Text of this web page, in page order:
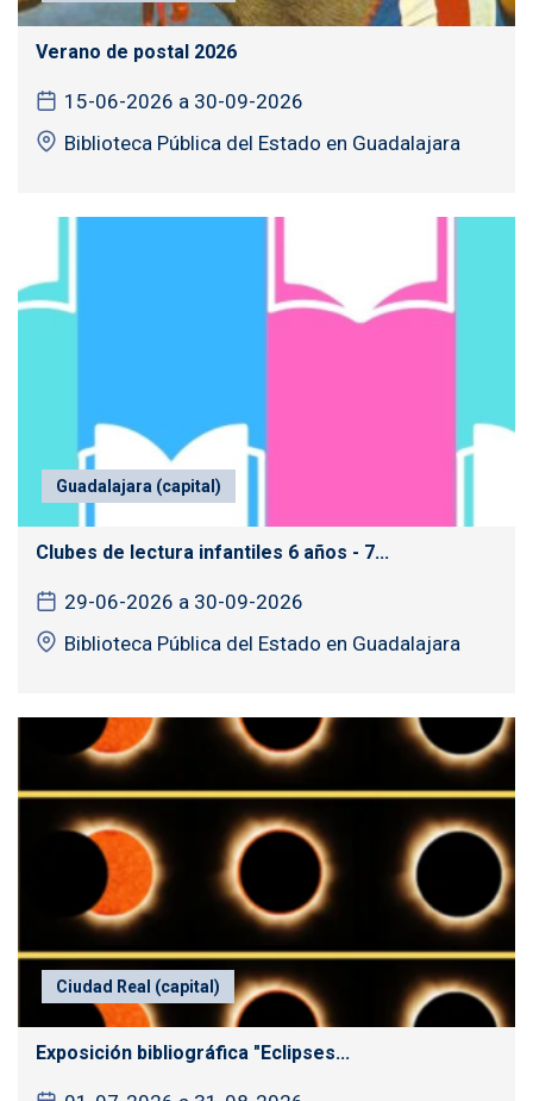
Verano de postal 2026
15-06-2026 a 30-09-2026
Biblioteca Pública del Estado en Guadalajara
Guadalajara (capital)
Clubes de lectura infantiles 6 años - 7...
29-06-2026 a 30-09-2026
Biblioteca Pública del Estado en Guadalajara
Ciudad Real (capital)
Exposición bibliográfica "Eclipses...